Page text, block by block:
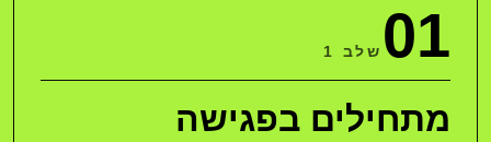
01 שלב 1
מתחילים בפגישה